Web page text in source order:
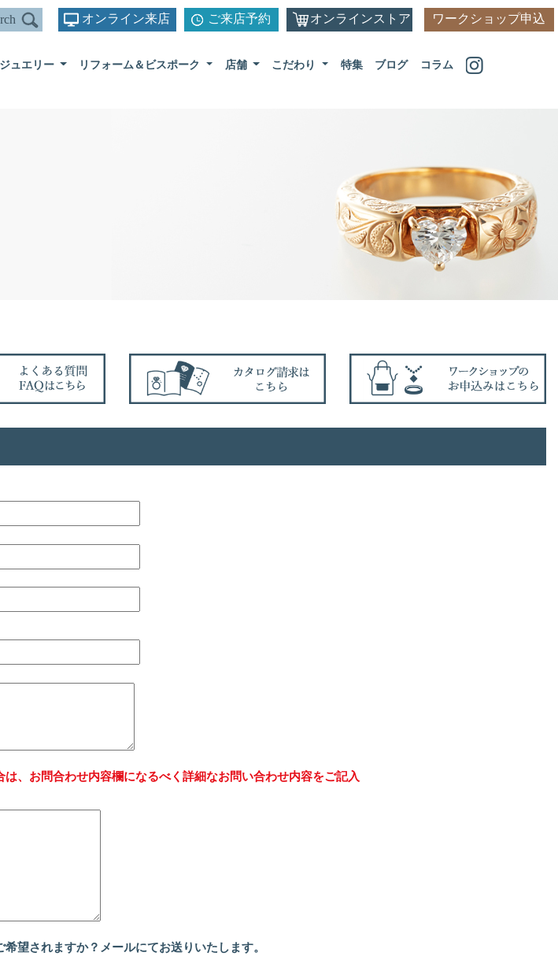
オンライン来店 ご来店予約 オンラインストア ワークショップ申込
ュエリー リフォーム＆ビスポーク 店舗 こだわり 特集 ブログ コラム
、お問合わせ内容欄になるべく詳細なお問い合わせ内容をご記入
望されますか？メールにてお送りいたします。